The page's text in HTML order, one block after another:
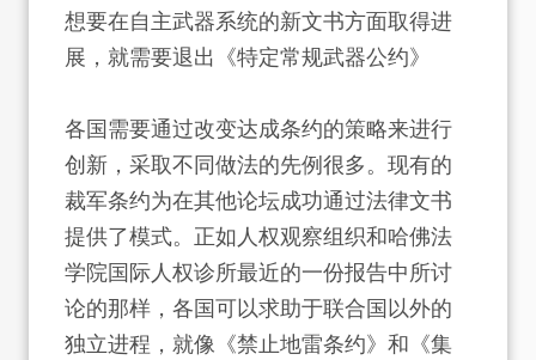
想要在自主武器系统的新文书方面取得进
展，就需要退出《特定常规武器公约》
各国需要通过改变达成条约的策略来进行
创新，采取不同做法的先例很多。现有的
裁军条约为在其他论坛成功通过法律文书
提供了模式。正如人权观察组织和哈佛法
学院国际人权诊所最近的一份报告中所讨
论的那样，各国可以求助于联合国以外的
独立进程，就像《禁止地雷条约》和《集